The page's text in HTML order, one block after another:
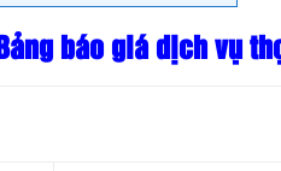
Bảng báo giá dịch vụ